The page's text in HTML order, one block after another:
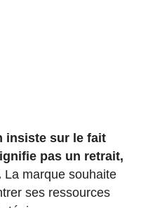
insiste sur le fait
pas un retrait,
La marque souhaite
ses ressources